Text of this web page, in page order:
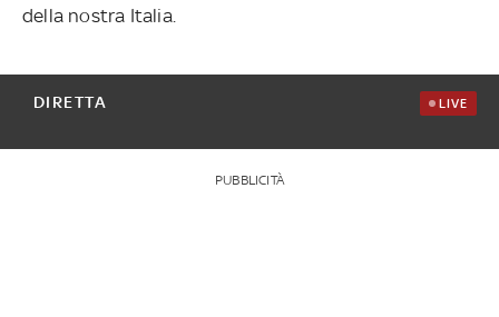
della nostra Italia.
DIRETTA LIVE
PUBBLICITÀ